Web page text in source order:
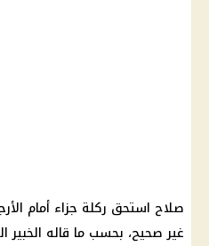
صلاح استحق ركلة جزاء أمام
غير صحيح، بحسب ما قاله